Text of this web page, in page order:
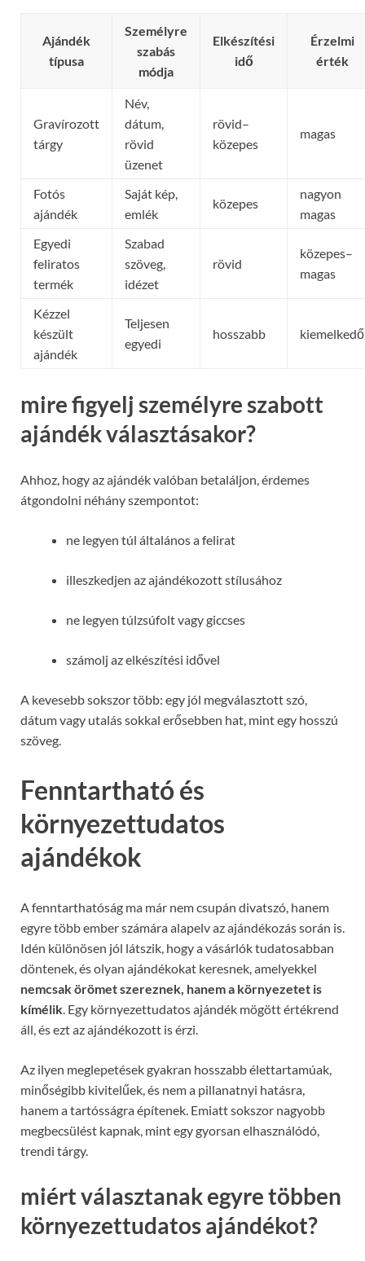
Ajándék
típusa
Személyre
szabás
módja
Elkészítési
idő
Érzelmi
érték
Gravírozott
tárgy
Név,
dátum,
rövid
üzenet
rövid–
közepes
magas
Fotós
ajándék
Saját kép,
emlék
közepes
nagyon
magas
Egyedi
feliratos
termék
Szabad
szöveg,
idézet
rövid
közepes–
magas
Kézzel
készült
ajándék
Teljesen
egyedi
hosszabb kiemelkedő
mire figyelj személyre szabott
ajándék választásakor?
Ahhoz, hogy az ajándék valóban betaláljon, érdemes
átgondolni néhány szempontot:
ne legyen túl általános a felirat
illeszkedjen az ajándékozott stílusához
ne legyen túlzsúfolt vagy giccses
számolj az elkészítési idővel
A kevesebb sokszor több: egy jól megválasztott szó,
dátum vagy utalás sokkal erősebben hat, mint egy hosszú
szöveg.
Fenntartható és
környezettudatos
ajándékok
A fenntarthatóság ma már nem csupán divatszó, hanem
egyre több ember számára alapelv az ajándékozás során is.
Idén különösen jól látszik, hogy a vásárlók tudatosabban
döntenek, és olyan ajándékokat keresnek, amelyekkel
nemcsak örömet szereznek, hanem a környezetet is
kímélik. Egy környezettudatos ajándék mögött értékrend
áll, és ezt az ajándékozott is érzi.
Az ilyen meglepetések gyakran hosszabb élettartamúak,
minőségibb kivitelűek, és nem a pillanatnyi hatásra,
hanem a tartósságra építenek. Emiatt sokszor nagyobb
megbecsülést kapnak, mint egy gyorsan elhasználódó,
trendi tárgy.
miért választanak egyre többen
környezettudatos ajándékot?